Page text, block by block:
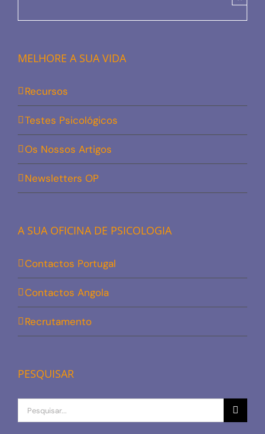
MELHORE A SUA VIDA
Recursos
Testes Psicológicos
Os Nossos Artigos
Newsletters OP
A SUA OFICINA DE PSICOLOGIA
Contactos Portugal
Contactos Angola
Recrutamento
PESQUISAR
Procurar
por